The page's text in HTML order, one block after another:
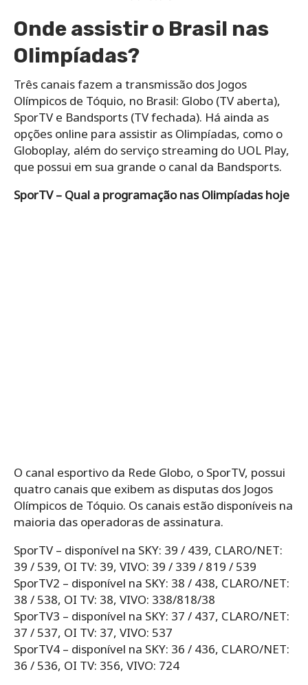
Onde assistir o Brasil nas
Olimpíadas?
Três canais fazem a transmissão dos Jogos
Olímpicos de Tóquio, no Brasil: Globo (TV aberta),
SporTV e Bandsports (TV fechada). Há ainda as
opções online para assistir as Olimpíadas, como o
Globoplay, além do serviço streaming do UOL Play,
que possui em sua grande o canal da Bandsports.
SporTV – Qual a programação nas Olimpíadas hoje
O canal esportivo da Rede Globo, o SporTV, possui
quatro canais que exibem as disputas dos Jogos
Olímpicos de Tóquio. Os canais estão disponíveis na
maioria das operadoras de assinatura.
SporTV – disponível na SKY: 39 / 439, CLARO/NET:
39 / 539, OI TV: 39, VIVO: 39 / 339 / 819 / 539
SporTV2 – disponível na SKY: 38 / 438, CLARO/NET:
38 / 538, OI TV: 38, VIVO: 338/818/38
SporTV3 – disponível na SKY: 37 / 437, CLARO/NET:
37 / 537, OI TV: 37, VIVO: 537
SporTV4 – disponível na SKY: 36 / 436, CLARO/NET:
36 / 536, OI TV: 356, VIVO: 724